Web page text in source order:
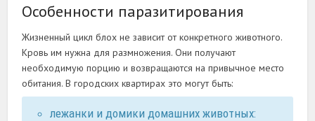
Особенности паразитирования
Жизненный цикл блох не зависит от конкретного животного.
Кровь им нужна для размножения. Они получают
необходимую порцию и возвращаются на привычное место
обитания. В городских квартирах это могут быть:
лежанки и домики домашних животных: